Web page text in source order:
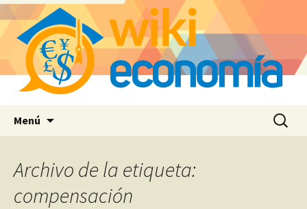
Menú Buscar:
Archivo de la etiqueta:
compensación